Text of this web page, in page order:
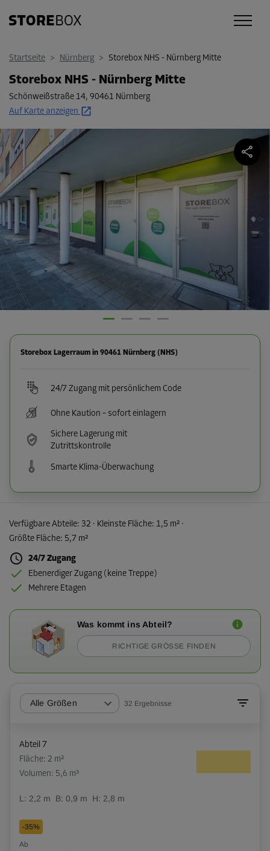
Startseite > Nürnberg > Storebox NHS - Nürnberg Mitte
Storebox NHS - Nürnberg Mitte
Schönweißstraße 14, 90461 Nürnberg
Auf Karte anzeigen
Storebox Lagerraum in 90461 Nürnberg (NHS)
24/7 Zugang mit persönlichem Code
Ohne Kaution – sofort einlagern
Sichere Lagerung mit
Zutrittskontrolle
Smarte Klima-Überwachung
Verfügbare Abteile: 32 · Kleinste Fläche: 1,5 m² ·
Größte Fläche: 5,7 m²
24/7 Zugang
Ebenerdiger Zugang (keine Treppe)
Mehrere Etagen
Was kommt ins Abteil?
RICHTIGE GRÖSSE FINDEN
Alle Größen 32 Ergebnisse
Abteil 7
Fläche: 2 m²
Volumen: 5,6 m³
L: 2,2 m B: 0,9 m H: 2,8 m
-35%
Ab